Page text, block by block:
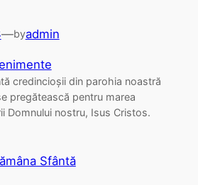
—byadmin
credincioşii din parohia noastră
pregătească pentru marea
Domnului nostru, Isus Cristos.